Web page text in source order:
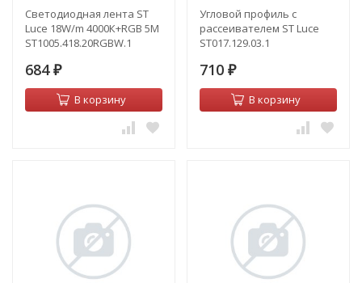
Светодиодная лента ST
Luce 18W/m 4000К+RGB 5M
ST1005.418.20RGBW.1
684 ₽
В корзину
Угловой профиль с
рассеивателем ST Luce
ST017.129.03.1
710 ₽
В корзину